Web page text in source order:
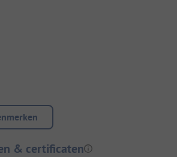
& certificaten